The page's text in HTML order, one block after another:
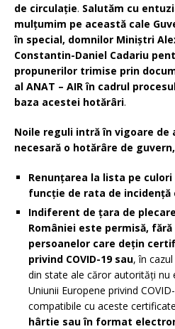
de circulație. Salutăm cu
mulțumim pe această cale
în special, domnilor Miniștri
Constantin-Daniel Cadariu
propunerilor trimise prin
al ANAT – AIR în cadrul
baza acestei hotărâri.
Noile reguli intră în vigoare de
necesară o hotărâre de
Renunțarea la lista pe
funcție de rata de incidență
Indiferent de țara de
României este permisă,
persoanelor care dețin
privind COVID-19 sau, în
din state ale căror autorități nu
Uniunii Europene privind
compatibile cu aceste
hârtie sau în format